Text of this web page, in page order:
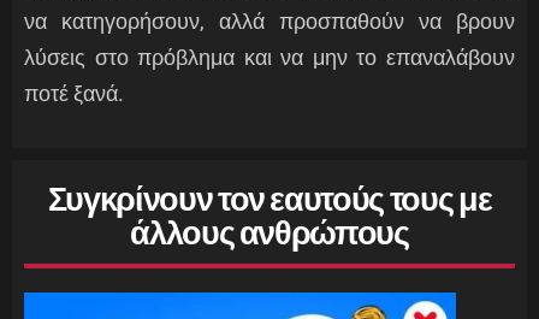
να κατηγορήσουν, αλλά προσπαθούν να βρουν
λύσεις στο πρόβλημα και να μην το επαναλάβουν
ποτέ ξανά.
Συγκρίνουν τον εαυτούς τους με
άλλους ανθρώπους